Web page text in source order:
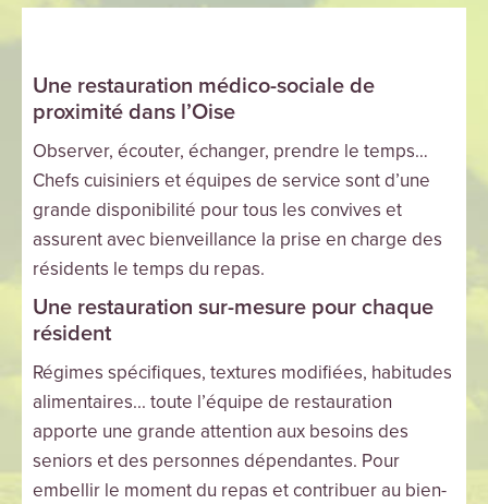
Une restauration médico-sociale de
proximité dans l’Oise
Observer, écouter, échanger, prendre le temps…
Chefs cuisiniers et équipes de service sont d’une
grande disponibilité pour tous les convives et
assurent avec bienveillance la prise en charge des
résidents le temps du repas.
Une restauration sur-mesure pour chaque
résident
Régimes spécifiques, textures modifiées, habitudes
alimentaires... toute l’équipe de restauration
apporte une grande attention aux besoins des
seniors et des personnes dépendantes. Pour
embellir le moment du repas et contribuer au bien-